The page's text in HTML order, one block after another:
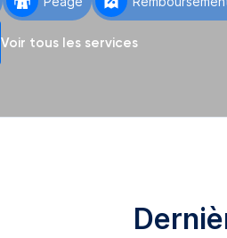
Voir tous les services